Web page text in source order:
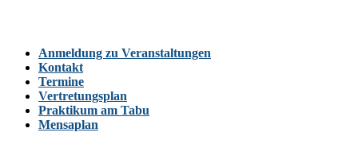
Anmeldung zu Veranstaltungen
Kontakt
Termine
Vertretungsplan
Praktikum am Tabu
Mensaplan